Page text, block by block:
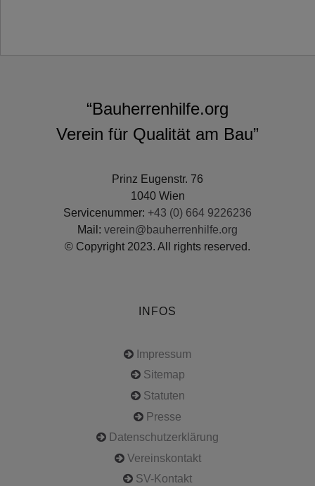
“Bauherrenhilfe.org
Verein für Qualität am Bau”
Prinz Eugenstr. 76
1040 Wien
Servicenummer: +43 (0) 664 9226236
Mail: verein@bauherrenhilfe.org
© Copyright 2023. All rights reserved.
INFOS
Impressum
Sitemap
Statuten
Presse
Datenschutzerklärung
Vereinskontakt
SV-Kontakt